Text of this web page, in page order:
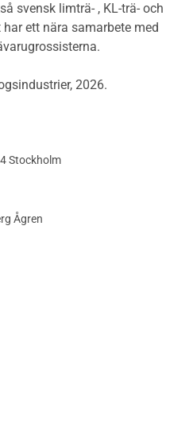
utomhuskonstruktioner
Obehandlat
beklädnad Behandlat
beklädnad Obehandlat
svensk limträ- , KL-trä- och
ett nära samarbete med
2026.
Stockholm
Ågren